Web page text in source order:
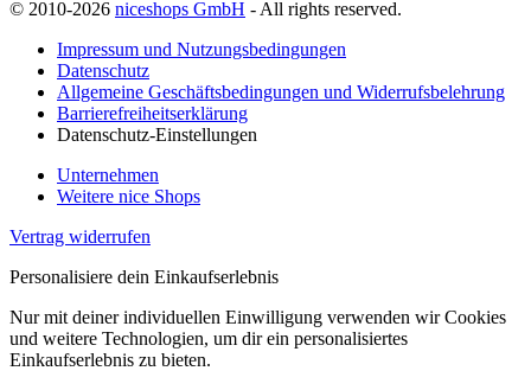
© 2010-2026 niceshops GmbH - All rights reserved.
Impressum und Nutzungsbedingungen
Datenschutz
Allgemeine Geschäftsbedingungen und Widerrufsbelehrung
Barrierefreiheitserklärung
Datenschutz-Einstellungen
Unternehmen
Weitere nice Shops
Vertrag widerrufen
Personalisiere dein Einkaufserlebnis
Nur mit deiner individuellen Einwilligung verwenden wir Cookies
und weitere Technologien, um dir ein personalisiertes
Einkaufserlebnis zu bieten.